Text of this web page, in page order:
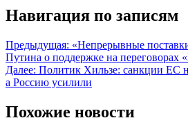
Навигация по записям
Предыдущая: «Непрерывные
Путина о поддержке на переговорах
Далее: Политик Хильзе: санкции ЕС
а Россию усилили
Похожие новости